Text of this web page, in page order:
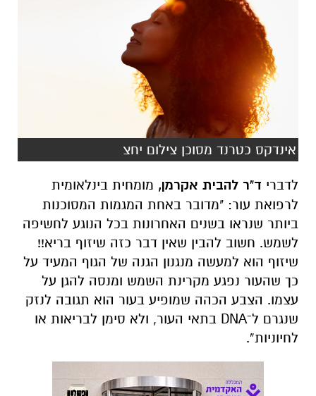
אינדקס כטרנד מסוכן צילום יחצ
לדברי ד"ר להבית אקרמן, מומחית בינלאומית
לרפואת עור: "מדובר באחת המגמות המסוכנות
ביותר שנראו בשנים האחרונות בכל הנוגע לחשיפה
לשמש. חשוב להבין שאין דבר כזה שיזוף בריא!!
שיזוף הוא למעשה מנגנון הגנה של הגוף המעיד על
כך שהעור נפגע מקרינת השמש ומנסה להגן על
עצמו. הצבע הכהה שמופיע בעור הוא תגובה לנזק
שנגרם ל־DNA בתאי העור, ולא סימן לבריאות או
לחיוניות”.